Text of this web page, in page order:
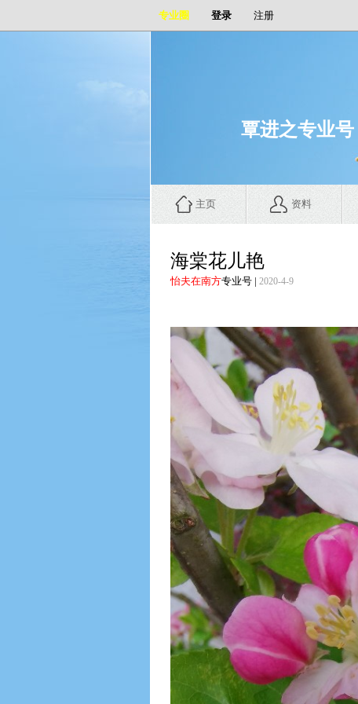
专业圈 登录 注册
覃进之专业号
主页 资料
海棠花儿艳
怡夫在南方专业号 | 2020-4-9